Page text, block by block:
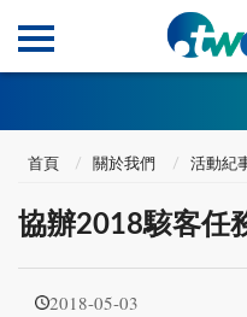
首頁 關於我們 活動紀
協辦2018駭客任
2018-05-03